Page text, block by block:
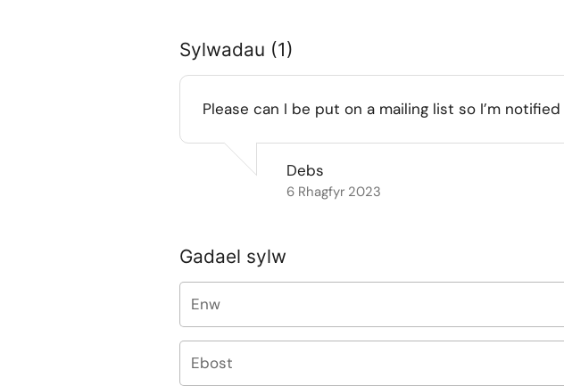
Sylwadau (1)
Please can I be put on a mailing list so I’m
Debs
6 Rhagfyr 2023
Gadael sylw